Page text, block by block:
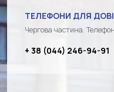
ТЕЛЕФОНИ ДЛЯ
Чергова частина.
+ 38 (044) 246-94-91